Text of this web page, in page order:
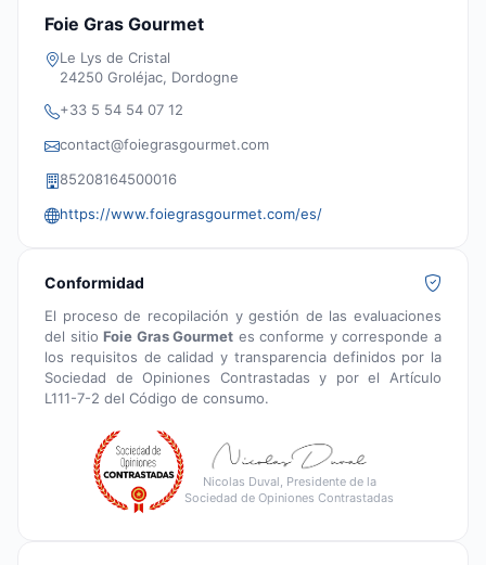
Foie Gras Gourmet
Le Lys de Cristal
24250 Groléjac, Dordogne
+33 5 54 54 07 12
contact@foiegrasgourmet.com
85208164500016
https://www.foiegrasgourmet.com/es/
Conformidad
El proceso de recopilación y gestión de las evaluaciones
del sitioFoie Gras Gourmet es conforme y corresponde a
los requisitos de calidad y transparencia definidos por la
Sociedad de Opiniones Contrastadas y por el Artículo
L111-7-2 del Código de consumo.
Nicolas Duval, Presidente de la
Sociedad de Opiniones Contrastadas